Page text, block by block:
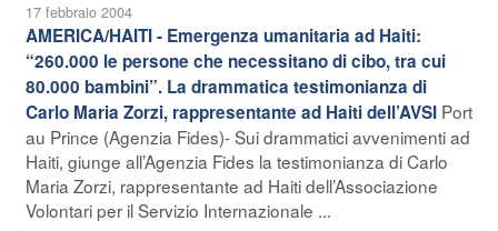
17 febbraio 2004
AMERICA/HAITI - Emergenza umanitaria ad Haiti:
“260.000 le persone che necessitano di cibo, tra cui
80.000 bambini”. La drammatica testimonianza di
Carlo Maria Zorzi, rappresentante ad Haiti dell’AVSI Port
au Prince (Agenzia Fides)- Sui drammatici avvenimenti ad
Haiti, giunge all’Agenzia Fides la testimonianza di Carlo
Maria Zorzi, rappresentante ad Haiti dell’Associazione
Volontari per il Servizio Internazionale ...